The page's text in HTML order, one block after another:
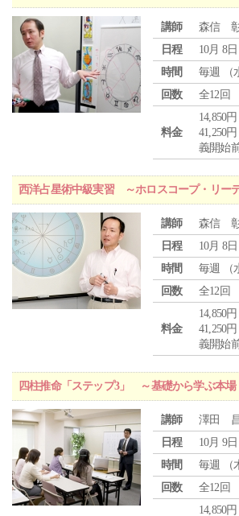
講師
森信
日程
10月 8
時間
毎週 （
回数
全12回
料金
14,850
41,250
義開始
西洋占星術中級実習 ～ホロスコープ・リー
講師
森信
日程
10月 8
時間
毎週 （
回数
全12回
料金
14,850
41,250
義開始
四柱推命「ステップ3」 ～基礎から学ぶ本
講師
澤田
日程
10月 9
時間
毎週 （
回数
全12回
14,850